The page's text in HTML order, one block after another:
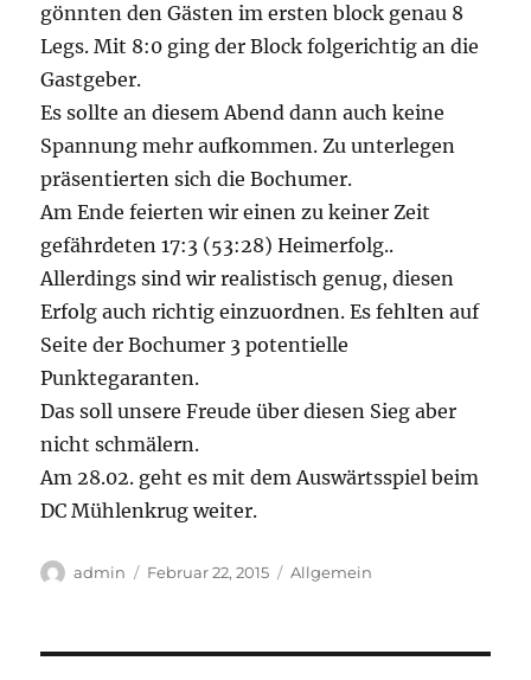
gönnten den Gästen im ersten block genau 8
Legs. Mit 8:0 ging der Block folgerichtig an die
Gastgeber.
Es sollte an diesem Abend dann auch keine
Spannung mehr aufkommen. Zu unterlegen
präsentierten sich die Bochumer.
Am Ende feierten wir einen zu keiner Zeit
gefährdeten 17:3 (53:28) Heimerfolg..
Allerdings sind wir realistisch genug, diesen
Erfolg auch richtig einzuordnen. Es fehlten auf
Seite der Bochumer 3 potentielle
Punktegaranten.
Das soll unsere Freude über diesen Sieg aber
nicht schmälern.
Am 28.02. geht es mit dem Auswärtsspiel beim
DC Mühlenkrug weiter.
Autor
admin
Veröffentlicht
Februar 22, 2015 Kategorien
Allgemein